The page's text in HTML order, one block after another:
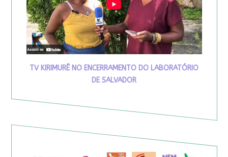
TV KIRIMURÊ NO ENCERRAMENTO DO LABORATÓRIO
DE SALVADOR